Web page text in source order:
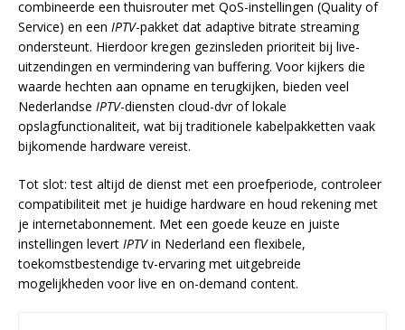
combineerde een thuisrouter met QoS-instellingen (Quality of
Service) en een IPTV-pakket dat adaptive bitrate streaming
ondersteunt. Hierdoor kregen gezinsleden prioriteit bij live-
uitzendingen en vermindering van buffering. Voor kijkers die
waarde hechten aan opname en terugkijken, bieden veel
Nederlandse IPTV-diensten cloud-dvr of lokale
opslagfunctionaliteit, wat bij traditionele kabelpakketten vaak
bijkomende hardware vereist.
Tot slot: test altijd de dienst met een proefperiode, controleer
compatibiliteit met je huidige hardware en houd rekening met
je internetabonnement. Met een goede keuze en juiste
instellingen levert IPTVin Nederland een flexibele,
toekomstbestendige tv-ervaring met uitgebreide
mogelijkheden voor live en on-demand content.